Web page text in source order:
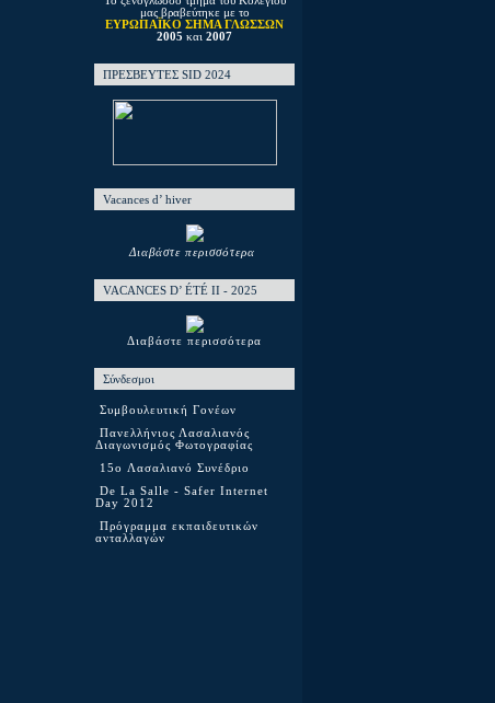
μας βραβεύτηκε με το
ΕΥΡΩΠΑΪΚΟ ΣΗΜΑ ΓΛΩΣΣΩΝ
2005 και 2007
ΠΡΕΣΒΕΥΤΕΣ SID 2024
Vacances d’ hiver
Διαβάστε περισσότερα
VACANCES D’ ÉTÉ ΙΙ - 2025
Διαβάστε περισσότερα
Σύνδεσμοι
Συμβουλευτική Γονέων
Πανελλήνιος Λασαλιανός
Διαγωνισμός Φωτογραφίας
15o Λασαλιανό Συνέδριο
De La Salle - Safer Internet
Day 2012
Πρόγραμμα εκπαιδευτικών
ανταλλαγών